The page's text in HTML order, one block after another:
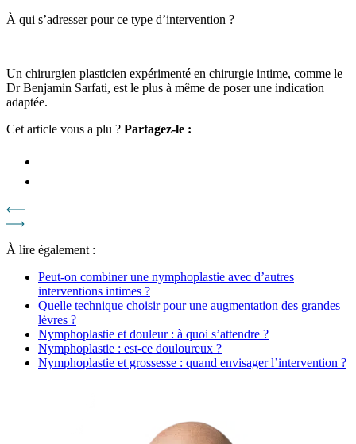
À qui s’adresser pour ce type d’intervention ?
Un chirurgien plasticien expérimenté en chirurgie intime, comme le
Dr Benjamin Sarfati, est le plus à même de poser une indication
adaptée.
Cet article vous a plu ? Partagez-le :
À lire également :
Peut-on combiner une nymphoplastie avec d’autres
interventions intimes ?
Quelle technique choisir pour une augmentation des grandes
lèvres ?
Nymphoplastie et douleur : à quoi s’attendre ?
Nymphoplastie : est-ce douloureux ?
Nymphoplastie et grossesse : quand envisager l’intervention ?